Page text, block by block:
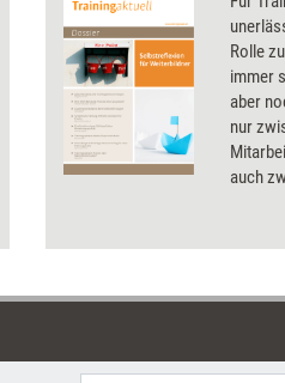
Rolle
immer
aber
nur
auch